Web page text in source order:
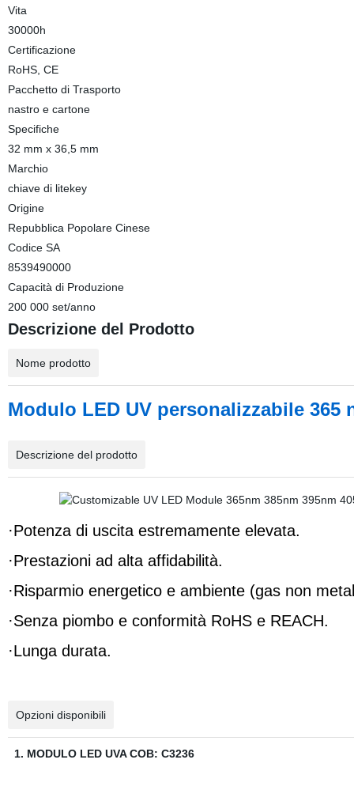
Vita
30000h
Certificazione
RoHS, CE
Pacchetto di Trasporto
nastro e cartone
Specifiche
32 mm x 36,5 mm
Marchio
chiave di litekey
Origine
Repubblica Popolare Cinese
Codice SA
8539490000
Capacità di Produzione
200 000 set/anno
Descrizione del Prodotto
Nome prodotto
Modulo LED UV personalizzabile 365
Descrizione del prodotto
·Potenza di uscita estremamente elevata.
·Prestazioni ad alta affidabilità.
·Risparmio energetico e ambiente (gas non
·Senza piombo e conformità RoHS e REACH.
·Lunga durata.
Opzioni disponibili
1. MODULO LED UVA COB: C3236